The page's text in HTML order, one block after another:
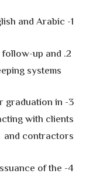
1- To be fluent in English and Arabic
up and
systems
graduation in
with clients
and contractors
of the